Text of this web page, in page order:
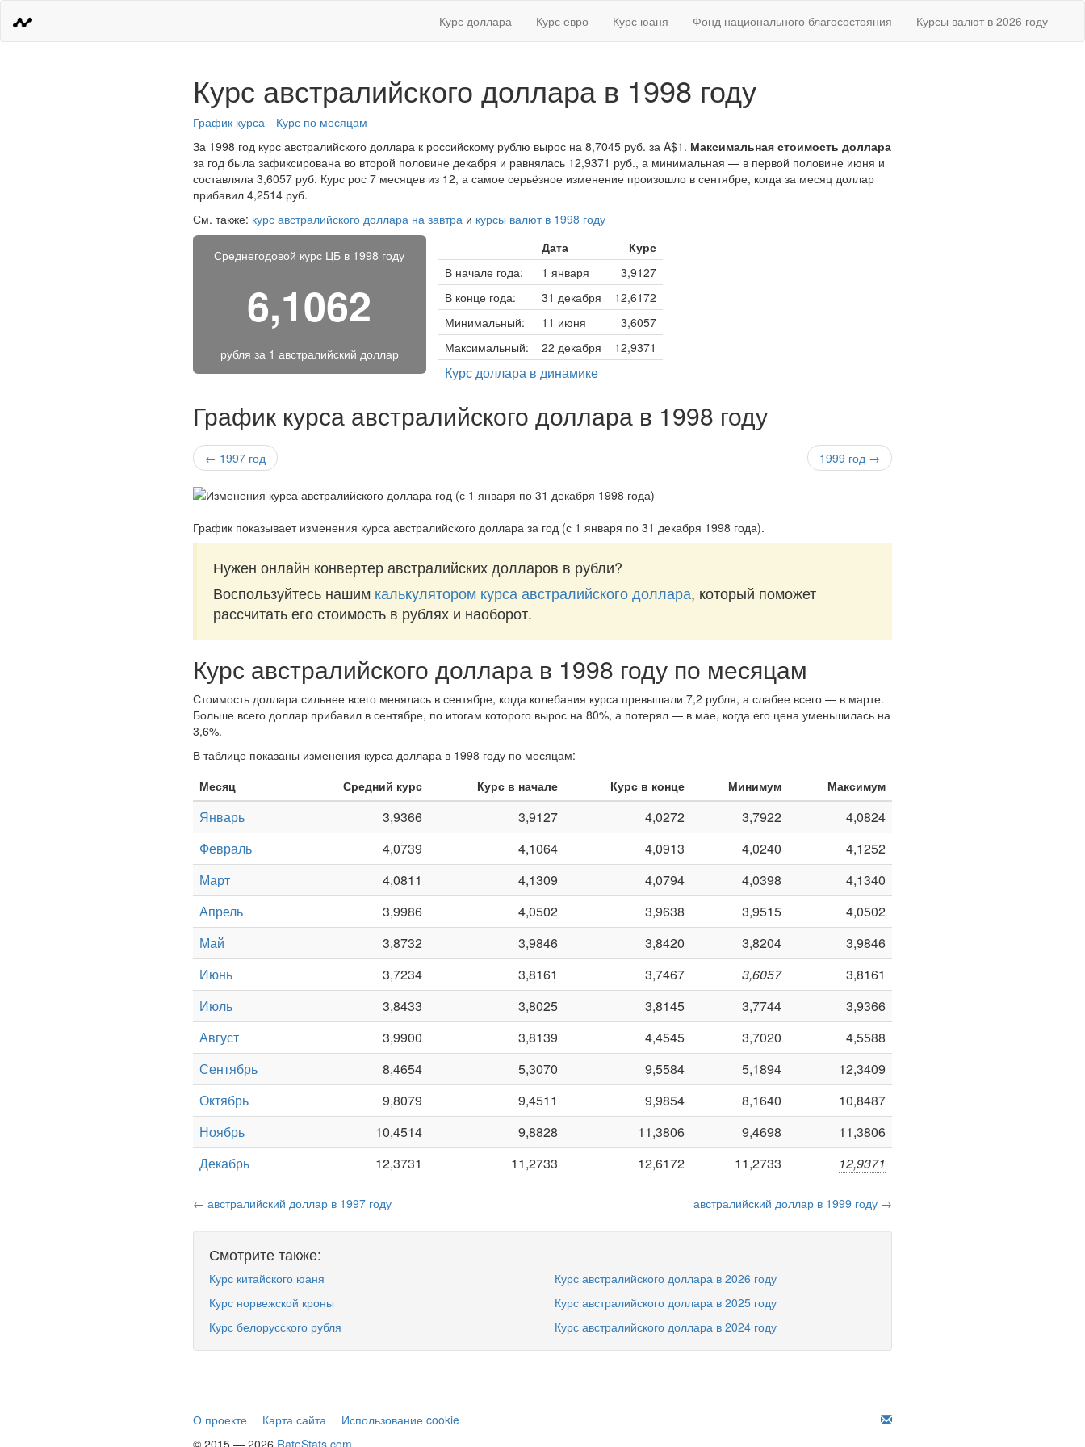
Курс доллара Курс евро Курс юаня Фонд национального благосостояния Курсы валют в 2026 году
Курс австралийского доллара в 1998 году
График курса
Курс по месяцам
За 1998 год курс австралийского доллара к российскому рублю вырос на 8,7045 руб. за A$1. Максимальная стоимость доллара
за год была зафиксирована во второй половине декабря и равнялась 12,9371 руб., а минимальная — в первой половине июня и
составляла 3,6057 руб. Курс рос 7 месяцев из 12, а самое серьёзное изменение произошло в сентябре, когда за месяц доллар
прибавил 4,2514 руб.
См. также: курс австралийского доллара на завтра и курсы валют в 1998 году
Среднегодовой курс ЦБ в 1998 году
6,1062
рубля за 1 австралийский доллар
Дата
Курс
В начале года:
1 января
3,9127
В конце года:
31 декабря
12,6172
Минимальный:
11 июня
3,6057
Максимальный:
22 декабря 12,9371
Курс доллара в динамике
График курса австралийского доллара в 1998 году
← 1997 год 1999 год →
График показывает изменения курса австралийского доллара за год (с 1 января по 31 декабря 1998 года).
Нужен онлайн конвертер австралийских долларов в рубли?
Воспользуйтесь нашим калькулятором курса австралийского доллара, который поможет
рассчитать его стоимость в рублях и наоборот.
Курс австралийского доллара в 1998 году по месяцам
Стоимость доллара сильнее всего менялась в сентябре, когда колебания курса превышали 7,2 рубля, а слабее всего — в марте.
Больше всего доллар прибавил в сентябре, по итогам которого вырос на 80%, а потерял — в мае, когда его цена уменьшилась на
3,6%.
В таблице показаны изменения курса доллара в 1998 году по месяцам:
Месяц
Средний курс Курс в начале Курс в конце Минимум Максимум
Январь 3,9366 3,9127 4,0272 3,7922
4,0824
Февраль
4,0739 4,1064 4,0913 4,0240
4,1252
Март
4,0811 4,1309 4,0794 4,0398
4,1340
Апрель
3,9986 4,0502 3,9638 3,9515
4,0502
Май
3,8732 3,9846 3,8420 3,8204
3,9846
Июнь
3,7234 3,8161 3,7467 3,6057
3,8161
Июль
3,8433 3,8025 3,8145 3,7744
3,9366
Август
3,9900 3,8139 4,4545 3,7020
4,5588
Сентябрь
8,4654 5,3070 9,5584 5,1894
12,3409
Октябрь
9,8079 9,4511 9,9854 8,1640
10,8487
Ноябрь
10,4514 9,8828 11,3806 9,4698
11,3806
Декабрь
12,3731 11,2733 12,6172 11,2733 12,9371
← австралийский доллар в 1997 году австралийский доллар в 1999 году →
Смотрите также:
Курс китайского юаня
Курс норвежской кроны
Курс белорусского рубля
Курс австралийского доллара в 2026 году
Курс австралийского доллара в 2025 году
Курс австралийского доллара в 2024 году
О проекте Карта сайта
Использование cookie
© 2015 — 2026 RateStats.com